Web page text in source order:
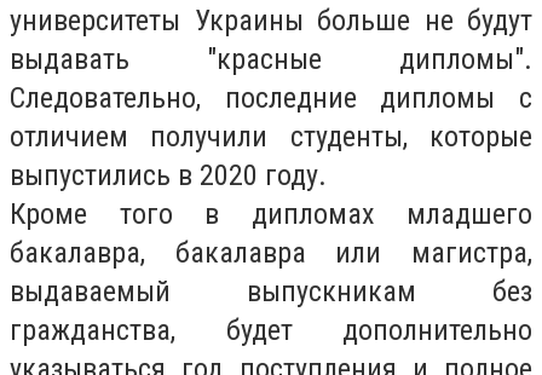
университеты Украины больше не будут
выдавать "красные дипломы".
Следовательно, последние дипломы с
отличием получили студенты, которые
выпустились в 2020 году.
Кроме того в дипломах младшего
бакалавра, бакалавра или магистра,
выдаваемый выпускникам без
гражданства, будет дополнительно